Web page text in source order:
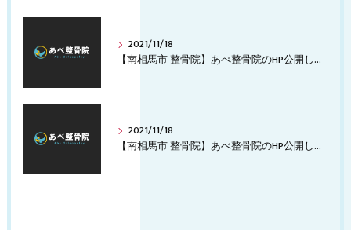
2021/11/18
【南相馬市 整骨院】あべ整骨院のHP公開します。
2021/11/18
【南相馬市 整骨院】あべ整骨院のHP公開しました！